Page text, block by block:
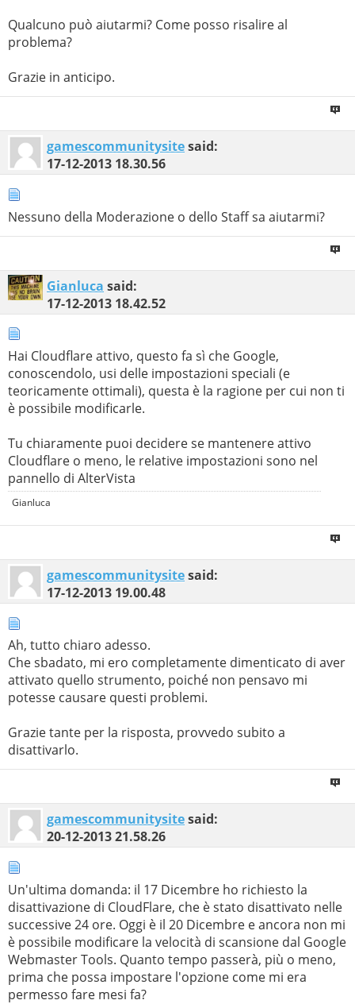
Qualcuno può aiutarmi? Come posso risalire al
problema?
Grazie in anticipo.
gamescommunitysitesaid:
17-12-2013 18.30.56
Nessuno della Moderazione o dello Staff sa aiutarmi?
Gianluca said:
17-12-2013 18.42.52
Hai Cloudflare attivo, questo fa sì che Google,
conoscendolo, usi delle impostazioni speciali (e
teoricamente ottimali), questa è la ragione per cui non ti
è possibile modificarle.
Tu chiaramente puoi decidere se mantenere attivo
Cloudflare o meno, le relative impostazioni sono nel
pannello di AlterVista
Gianluca
gamescommunitysitesaid:
17-12-2013 19.00.48
Ah, tutto chiaro adesso.
Che sbadato, mi ero completamente dimenticato di aver
attivato quello strumento, poiché non pensavo mi
potesse causare questi problemi.
Grazie tante per la risposta, provvedo subito a
disattivarlo.
gamescommunitysitesaid:
20-12-201321.58.26
Un'ultima domanda: il 17 Dicembre ho richiesto la
disattivazione di CloudFlare, che è stato disattivato nelle
successive 24 ore. Oggi è il 20 Dicembre e ancora non mi
è possibile modificare la velocità di scansione dal Google
Webmaster Tools. Quanto tempo passerà, più o meno,
prima che possa impostare l'opzione come mi era
permesso fare mesi fa?